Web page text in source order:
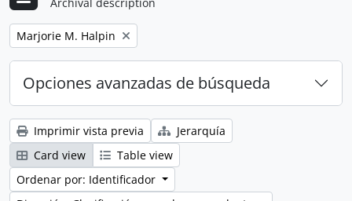
Remove filter:
Marjorie M. Halpin
Opciones avanzadas de búsqueda
Imprimir vista previa
Jerarquía
Card view
Table view
Ordenar por: Identificador